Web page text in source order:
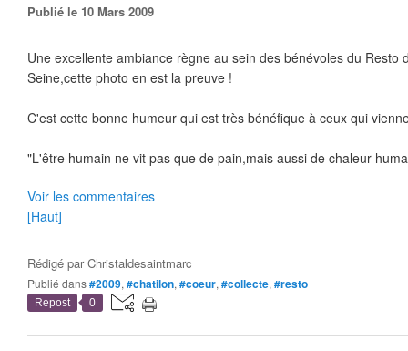
Publié le 10 Mars 2009
Une excellente ambiance règne au sein des bénévoles du Resto
Seine,cette photo en est la preuve !
C'est cette bonne humeur qui est très bénéfique à ceux qui
"L'être humain ne vit pas que de pain,mais aussi de chaleur
Voir les commentaires
[Haut]
Rédigé parChristaldesaintmarc
Publié dans#2009, #chatilon, #coeur, #collecte, #resto
Repost 0